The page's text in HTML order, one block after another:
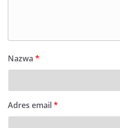
Nazwa *
Adres email*